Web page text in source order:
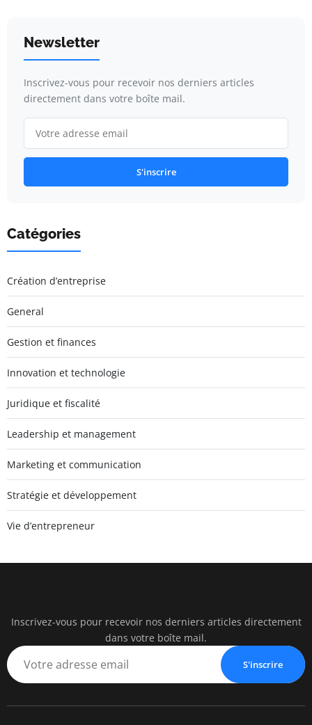
Newsletter
Inscrivez-vous pour recevoir nos derniers articles
directement dans votre boîte mail.
S'inscrire
Catégories
Création d’entreprise
General
Gestion et finances
Innovation et technologie
Juridique et fiscalité
Leadership et management
Marketing et communication
Stratégie et développement
Vie d’entrepreneur
Un
Liberté •
Inscrivez-vous pour recevoir nos derniers articles directement
dans votre boîte mail.
S'inscrire